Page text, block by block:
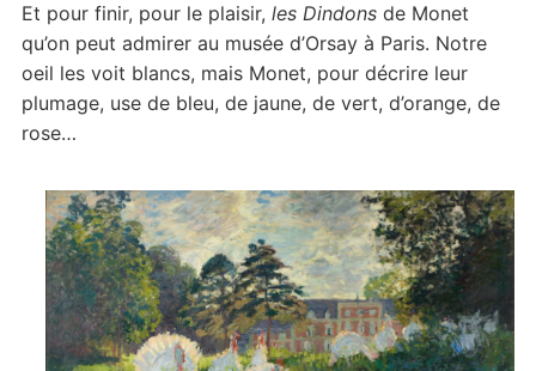
Et pour finir, pour le plaisir, les Dindonsde Monet
qu’on peut admirer au musée d’Orsay à Paris. Notre
oeil les voit blancs, mais Monet, pour décrire leur
plumage, use de bleu, de jaune, de vert, d’orange, de
rose…